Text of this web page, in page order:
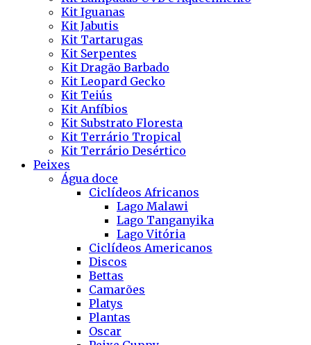
Kit Iguanas
Kit Jabutis
Kit Tartarugas
Kit Serpentes
Kit Dragão Barbado
Kit Leopard Gecko
Kit Teiús
Kit Anfíbios
Kit Substrato Floresta
Kit Terrário Tropical
Kit Terrário Desértico
Peixes
Água doce
Ciclídeos Africanos
Lago Malawi
Lago Tanganyika
Lago Vitória
Ciclídeos Americanos
Discos
Bettas
Camarões
Platys
Plantas
Oscar